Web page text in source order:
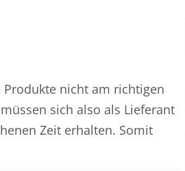
nicht am richtigen
sich also als Lieferant
Zeit erhalten. Somit